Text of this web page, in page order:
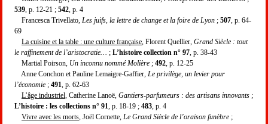
539 , p. 12-21 ; 542 , p. 4
Francesca Trivellato, Les juifs, la lettre de change et la foire de Lyon ; 507 , p. 64-
69
La cuisine et la table : une culture française , Florent Quellier, Grand Siècle : tout
le raffinement de l’aristocratie…
; L’histoire collection n° 97 , p. 38-43
Martial Poirson, Un inconnu nommé Molière ; 492 , p. 12-25
Anne Conchon et Pauline Lemaigre-Gaffier, Le privilège, un levier pour
l’économie ; 491 , p. 62-63
L’âge industriel , Catherine Lanoë, Gantiers-parfumeurs : des artisans innovants ;
L’histoire : les collections n° 91 , p. 18-19 ; 483 , p. 4
Vivre avec les morts , Joël Cornette, Le Grand Siècle de l’oraison funèbre ;